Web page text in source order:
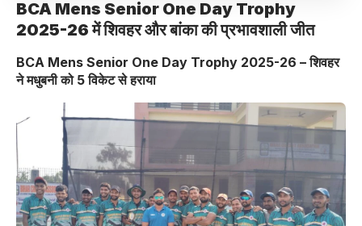
BCA Mens Senior One Day Trophy
2025-26 में शिवहर और बांका की प्रभावशाली जीत
BCA Mens Senior One Day Trophy 2025-26 – शिवहर
ने मधुबनी को 5 विकेट से हराया